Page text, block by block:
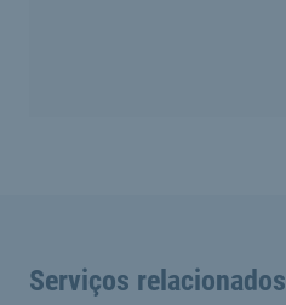
Serviços relacionados